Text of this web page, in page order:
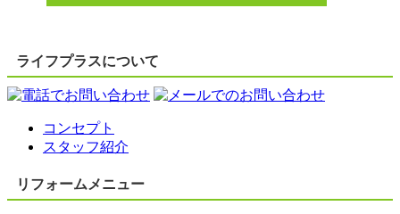
ライフプラスについて
コンセプト
スタッフ紹介
リフォームメニュー